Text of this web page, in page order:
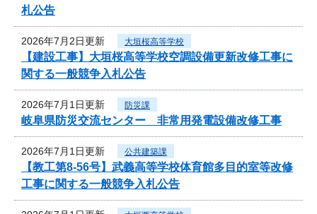
札公告
2026年7月2日更新 大垣桜高等学校
【建設工事】大垣桜高等学校空調設備更新改修工事に
関する一般競争入札公告
2026年7月1日更新 防災課
岐阜県防災交流センター 非常用発電設備改修工事
2026年7月1日更新 公共建築課
【教工第8-56号】武義高等学校体育館多目的室等改修
工事に関する一般競争入札公告